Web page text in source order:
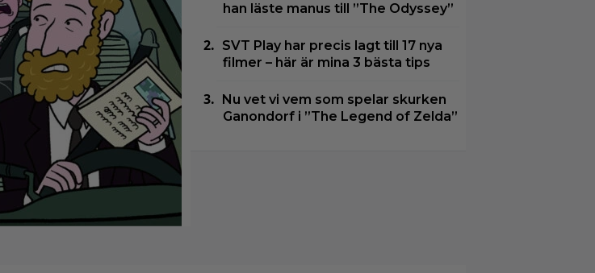
han läste manus till ”The Odyssey”
SVT Play har precis lagt till 17 nya
filmer – här är mina 3 bästa tips
Nu vet vi vem som spelar skurken
Ganondorf i ”The Legend of Zelda”